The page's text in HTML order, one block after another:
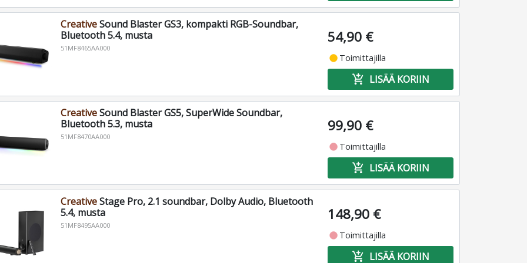
CreativeSound Blaster GS3, kompakti RGB-Soundbar,
Bluetooth 5.4, musta
51MF8465AA000
54,90 €
fiber_manual_record Toimittajilla
add_shopping_cart LISÄÄ KORIIN
CreativeSound Blaster GS5, SuperWide Soundbar,
Bluetooth 5.3, musta
51MF8470AA000
99,90 €
fiber_manual_record Toimittajilla
add_shopping_cart LISÄÄ KORIIN
CreativeStage Pro, 2.1 soundbar, Dolby Audio, Bluetooth
5.4, musta
51MF8495AA000
148,90 €
fiber_manual_record Toimittajilla
add_shopping_cart LISÄÄ KORIIN